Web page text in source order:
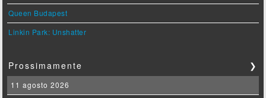
Queen Budapest
Linkin Park: Unshatter
Prossimamente ❯
11 agosto 2026